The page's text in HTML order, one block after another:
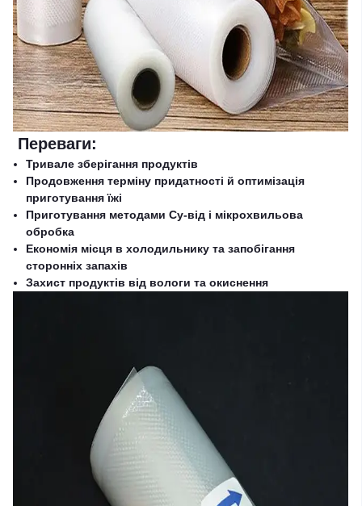
Переваги:
Тривале зберігання продуктів
Продовження терміну придатності й оптимізація
приготування їжі
Приготування методами Су-від і мікрохвильова
обробка
Економія місця в холодильнику та запобігання
сторонніх запахів
Захист продуктів від вологи та окиснення